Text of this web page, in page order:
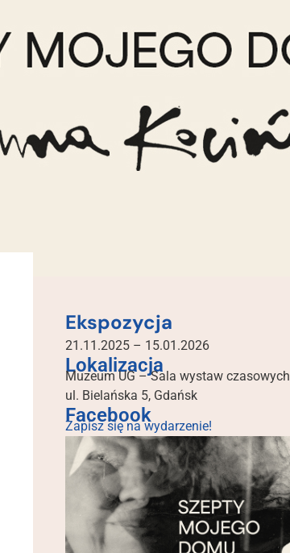
Ekspozycja
21.11.2025 – 15.01.2026
Lokalizacja
Muzeum UG – Sala wystaw czasowych
ul. Bielańska 5, Gdańsk
Facebook
Zapisz się na wydarzenie!